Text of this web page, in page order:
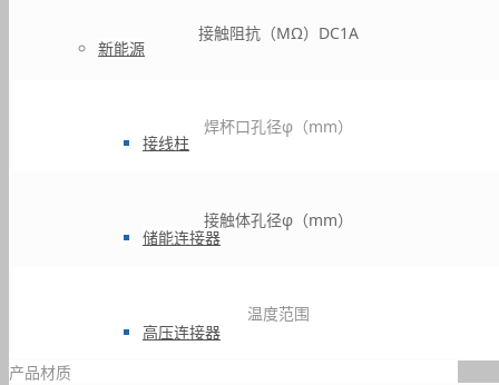
新能源
接线柱
储能连接器
高压连接器
接触阻抗（MΩ）DC1A
焊杯口孔径φ（mm）
接触体孔径φ（mm）
温度范围
产品材质